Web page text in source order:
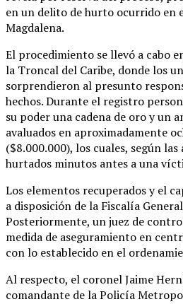
en un delito de hurto ocurrido en
Magdalena.
El procedimiento se llevó a cabo
la Troncal del Caribe, donde los
sorprendieron al presunto
hechos. Durante el registro
su poder una cadena de oro y un
avaluados en aproximadamente
($8.000.000), los cuales, según
hurtados minutos antes a una
Los elementos recuperados y el
a disposición de la Fiscalía
Posteriormente, un juez de
medida de aseguramiento en
con lo establecido en el
Al respecto, el coronel Jaime
comandante de la Policía